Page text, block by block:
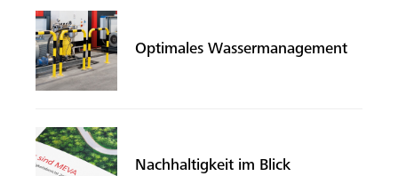
Optimales Wassermanagement
Nachhaltigkeit im Blick